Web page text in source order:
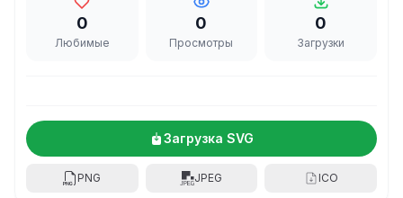
0
Любимые
0
Просмотры
0
Загрузки
Загрузка SVG
PNG JPEG ICO